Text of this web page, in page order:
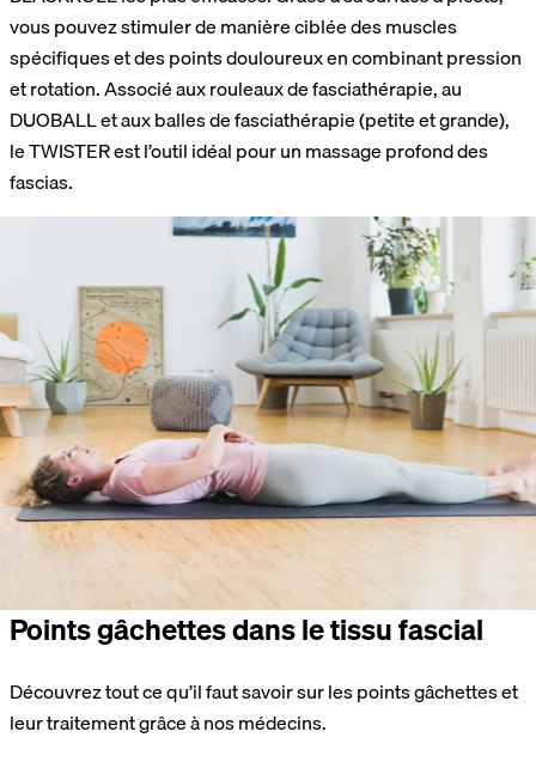
vous pouvez stimuler de manière ciblée des muscles
spécifiques et des points douloureux en combinant pression
et rotation. Associé aux rouleaux de fasciathérapie, au
DUOBALL et aux balles de fasciathérapie (petite et grande),
le TWISTER est l’outil idéal pour un massage profond des
fascias.
Points gâchettes dans le tissu fascial
Découvrez tout ce qu’il faut savoir sur les points gâchettes et
leur traitement grâce à nos médecins.